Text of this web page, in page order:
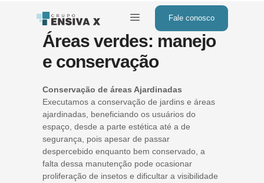
Fale conosco
Áreas verdes: manejo
e conservação
Conservação de áreas Ajardinadas
Executamos a conservação de jardins e áreas
ajardinadas, beneficiando os usuários do
espaço, desde a parte estética até a de
segurança, pois apesar de passar
despercebido enquanto bem conservado, a
falta dessa manutenção pode ocasionar
proliferação de insetos e dificultar a visibilidade